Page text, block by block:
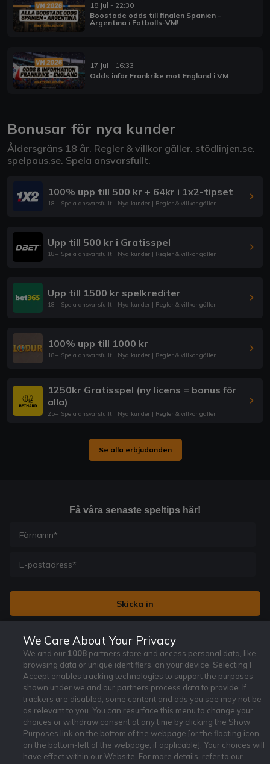
18 Jul - 22:30
Boostade odds till finalen Spanien -
Argentina i Fotbolls-VM!
17 Jul - 16:33
Odds inför Frankrike mot England i VM
Bonusar för nya kunder
Åldersgräns 18 år. Regler & villkor gäller. stödlinjen.se.
spelpaus.se. Spela ansvarsfullt.
100% upp till 500 kr + 64kr i 1x2-tipset
18+ Spela ansvarsfullt | Nya kunder | Regler & villkor gäller
Upp till 500 kr i Gratisspel
18+ Spela ansvarsfullt | Nya kunder | Regler & villkor gäller
Upp till 1500 kr spelkrediter
18+ Spela ansvarsfullt | Nya kunder | Regler & villkor gäller
100% upp till 1000 kr
18+ Spela ansvarsfullt | Nya kunder | Regler & villkor gäller
1250kr Gratisspel (ny licens = bonus för
alla)
25+ Spela ansvarsfullt | Nya kunder | Regler & villkor gäller
Se alla erbjudanden
Få våra senaste speltips här!
Jag vill få nyhetsbrev från Rekatochklart och jag är 18+. Regler
och villkor gäller. *
Affiliate Modell
Om Rekatochklart
Kontakta oss
Ansvarsfullt Spelande
F.A.Q
Nyhetsarkiv
Cookie Policy
Användarvilkor
Integritetspolicy
We Care About Your Privacy
We and our 1008 partners store and access personal data, like
browsing data or unique identifiers, on your device. Selecting I
Accept enables tracking technologies to support the purposes
shown under we and our partners process data to provide. If
trackers are disabled, some content and ads you see may not be
as relevant to you. You can resurface this menu to change your
choices or withdraw consent at any time by clicking the Show
Purposes link on the bottom of the webpage [or the floating icon
on the bottom-left of the webpage, if applicable]. Your choices will
have effect within our Website. For more details, refer to our